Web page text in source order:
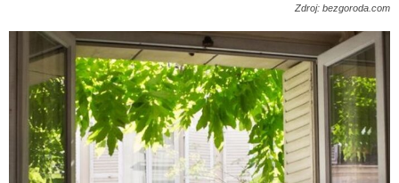
Zdroj: bezgoroda.com